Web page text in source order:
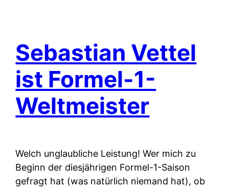
Sebastian Vettel
ist Formel-1-
Weltmeister
Welch unglaubliche Leistung! Wer mich zu
Beginn der diesjährigen Formel-1-Saison
gefragt hat (was natürlich niemand hat), ob